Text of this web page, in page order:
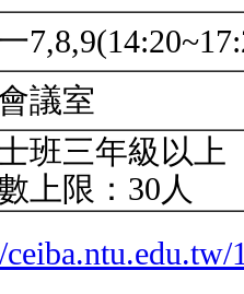
議室
班三年級以上
上限：30人